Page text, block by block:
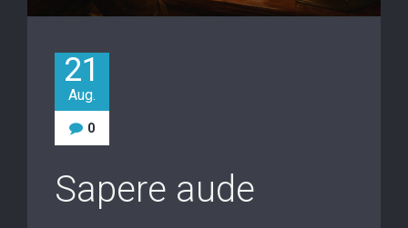
21
Aug.
0
Sapere aude